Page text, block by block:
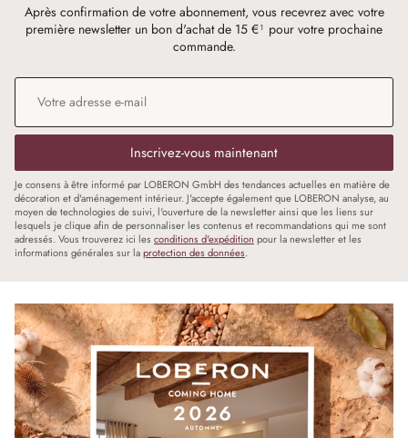
Après confirmation de votre abonnement, vous recevrez avec votre
première newsletter un bon d'achat de 15 €¹ pour votre prochaine
commande.
Adresse e-mail
Inscrivez-vous maintenant
Je consens à être informé par LOBERON GmbH des tendances actuelles en matière de
décoration et d'aménagement intérieur. J'accepte également que LOBERON analyse, au
moyen de technologies de suivi, l'ouverture de la newsletter ainsi que les liens sur
lesquels je clique afin de personnaliser les contenus et recommandations qui me sont
adressés. Vous trouverez ici les conditions d'expédition pour la newsletter et les
informations générales sur laprotection des données.